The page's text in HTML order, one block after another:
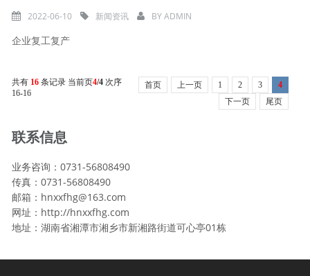
2022-06-10 新闻资讯 BYADMIN
企业复工复产
共有 16 条记录 当前页4/4 次序
16-16
首页 上一页 1 2 3
4
下一页
尾页
联系信息
业务咨询：0731-56808490
传真：0731-56808490
邮箱：hnxxfhg@163.com
网址：http://hnxxfhg.com
地址：湖南省湘潭市湘乡市新湘路街道可心亭01栋